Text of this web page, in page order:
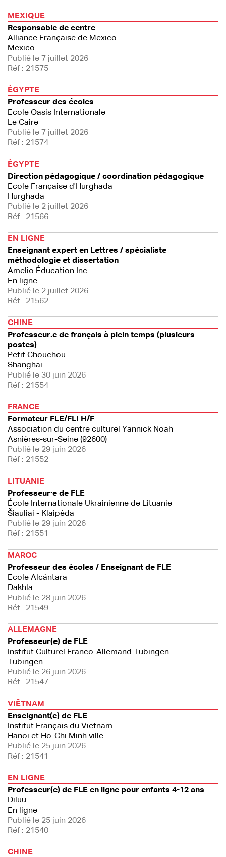
MEXIQUE
Responsable de centre
Alliance Française de Mexico
Mexico
Publié le 7 juillet 2026
Réf : 21575
ÉGYPTE
Professeur des écoles
Ecole Oasis Internationale
Le Caire
Publié le 7 juillet 2026
Réf : 21574
ÉGYPTE
Direction pédagogique / coordination pédagogique
Ecole Française d'Hurghada
Hurghada
Publié le 2 juillet 2026
Réf : 21566
EN LIGNE
Enseignant expert en Lettres / spécialiste
méthodologie et dissertation
Amelio Éducation Inc.
En ligne
Publié le 2 juillet 2026
Réf : 21562
CHINE
Professeur.e de français à plein temps (plusieurs
postes)
Petit Chouchou
Shanghai
Publié le 30 juin 2026
Réf : 21554
FRANCE
Formateur FLE/FLI H/F
Association du centre culturel Yannick Noah
Asnières-sur-Seine (92600)
Publié le 29 juin 2026
Réf : 21552
LITUANIE
Professeur·e de FLE
École Internationale Ukrainienne de Lituanie
Šiauliai - Klaipėda
Publié le 29 juin 2026
Réf : 21551
MAROC
Professeur des écoles / Enseignant de FLE
Ecole Alcántara
Dakhla
Publié le 28 juin 2026
Réf : 21549
ALLEMAGNE
Professeur(e) de FLE
Institut Culturel Franco-Allemand Tübingen
Tübingen
Publié le 26 juin 2026
Réf : 21547
VIÊTNAM
Enseignant(e) de FLE
Institut Français du Vietnam
Hanoi et Ho-Chi Minh ville
Publié le 25 juin 2026
Réf : 21541
EN LIGNE
Professeur(e) de FLE en ligne pour enfants 4-12 ans
Diluu
En ligne
Publié le 25 juin 2026
Réf : 21540
CHINE